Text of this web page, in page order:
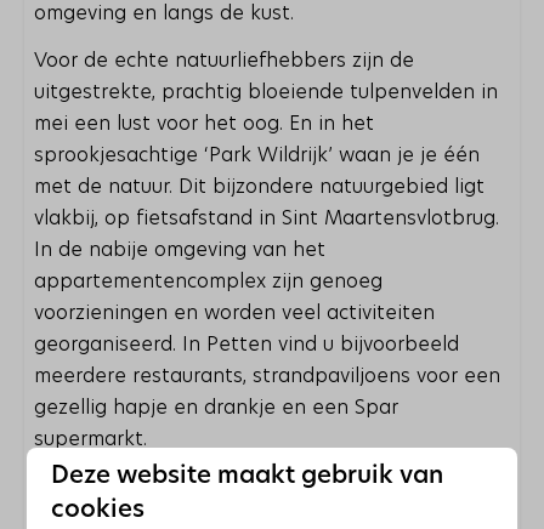
omgeving en langs de kust.
Voor de echte natuurliefhebbers zijn de
uitgestrekte, prachtig bloeiende tulpenvelden in
mei een lust voor het oog. En in het
sprookjesachtige ‘Park Wildrijk’ waan je je één
met de natuur. Dit bijzondere natuurgebied ligt
vlakbij, op fietsafstand in Sint Maartensvlotbrug.
In de nabije omgeving van het
appartementencomplex zijn genoeg
voorzieningen en worden veel activiteiten
georganiseerd. In Petten vind u bijvoorbeeld
meerdere restaurants, strandpaviljoens voor een
gezellig hapje en drankje en een Spar
supermarkt.
De omgeving biedt voor kinderen meer dan
alleen strand en zee. Denk aan een bezoek aan
Deze website maakt gebruik van
cookies